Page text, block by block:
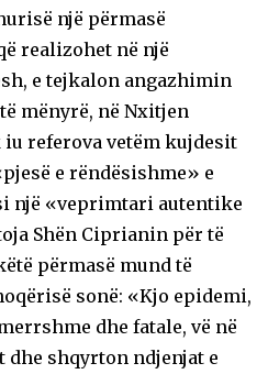
një përmasë
realizohet në një
e tejkalon angazhimin
mënyrë, në Nxitjen
referova vetëm kujdesit
e rëndësishme» e
një «veprimtari autentike
Shën Ciprianin për të
përmasë mund të
sonë: «Kjo epidemi,
dhe fatale, vë në
shqyrton ndjenjat e